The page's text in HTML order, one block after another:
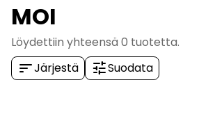
MOI
Löydettiin yhteensä 0 tuotetta.
sortJärjestä tuneSuodata